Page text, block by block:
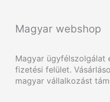
Magyar webshop
Magyar ügyfélszolgálat
fizetési felület.
magyar vállalkozást